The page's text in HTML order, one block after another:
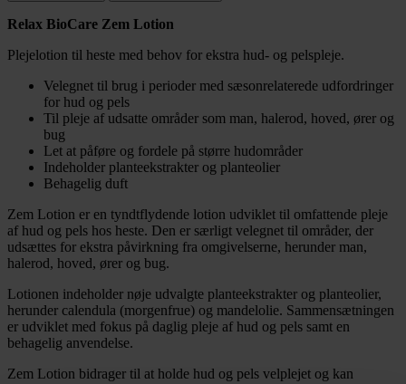
Relax BioCare Zem Lotion
Plejelotion til heste med behov for ekstra hud- og pelspleje.
Velegnet til brug i perioder med sæsonrelaterede udfordringer
for hud og pels
Til pleje af udsatte områder som man, halerod, hoved, ører og
bug
Let at påføre og fordele på større hudområder
Indeholder planteekstrakter og planteolier
Behagelig duft
Zem Lotion er en tyndtflydende lotion udviklet til omfattende pleje
af hud og pels hos heste. Den er særligt velegnet til områder, der
udsættes for ekstra påvirkning fra omgivelserne, herunder man,
halerod, hoved, ører og bug.
Lotionen indeholder nøje udvalgte planteekstrakter og planteolier,
herunder calendula (morgenfrue) og mandelolie. Sammensætningen
er udviklet med fokus på daglig pleje af hud og pels samt en
behagelig anvendelse.
Zem Lotion bidrager til at holde hud og pels velplejet og kan